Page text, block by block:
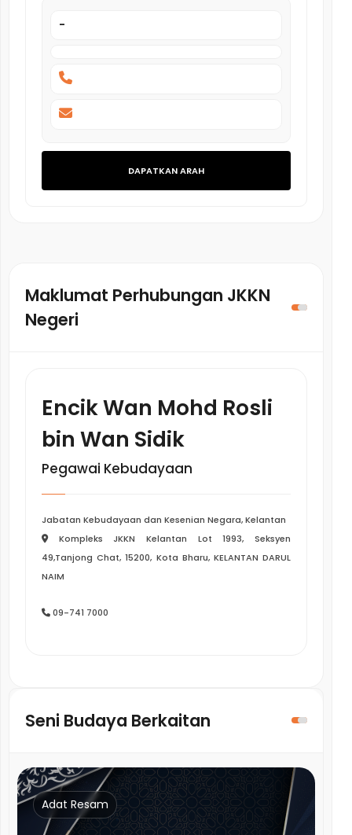
-
DAPATKAN ARAH
Maklumat Perhubungan JKKN
Negeri
Encik Wan Mohd Rosli
bin Wan Sidik
Pegawai Kebudayaan
Jabatan Kebudayaan dan Kesenian Negara, Kelantan
Kompleks JKKN Kelantan Lot 1993, Seksyen
49,Tanjong Chat, 15200, Kota Bharu, KELANTAN DARUL
NAIM
09-741 7000
Seni Budaya Berkaitan
Adat Resam